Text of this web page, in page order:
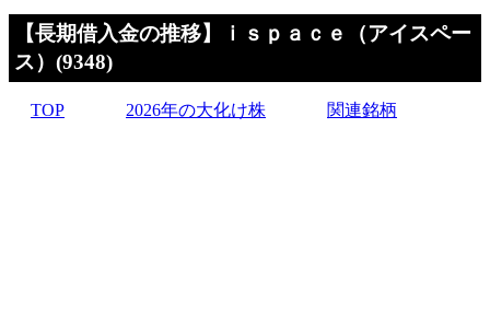
【長期借入金の推移】ｉｓｐａｃｅ（アイスペー
ス）(9348)
TOP 2026年の大化け株 関連銘柄